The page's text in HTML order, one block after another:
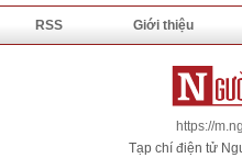
RSS Giới thiệu
https://
Tạp chí điện tử